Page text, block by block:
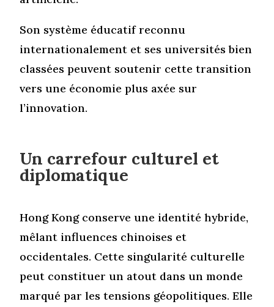
Son système éducatif reconnu
internationalement et ses universités bien
classées peuvent soutenir cette transition
vers une économie plus axée sur
l’innovation.
Un carrefour culturel et
diplomatique
Hong Kong conserve une identité hybride,
mêlant influences chinoises et
occidentales. Cette singularité culturelle
peut constituer un atout dans un monde
marqué par les tensions géopolitiques. Elle